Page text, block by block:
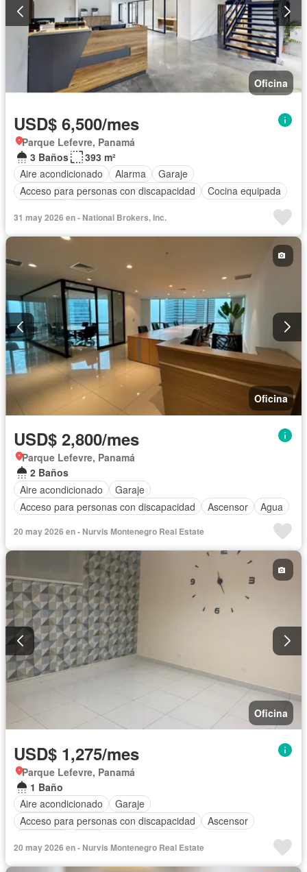
Oficina
USD$ 6,500/mes
Parque Lefevre, Panamá
3 Baños
393 m²
Aire acondicionado
Alarma
Garaje
Acceso para personas con discapacidad
Cocina equipada
31 may 2026 en - National Brokers, Inc.
Oficina
USD$ 2,800/mes
Parque Lefevre, Panamá
2 Baños
Aire acondicionado
Garaje
Acceso para personas con discapacidad
Ascensor Agua
20 may 2026 en - Nurvis Montenegro Real Estate
Oficina
USD$ 1,275/mes
Parque Lefevre, Panamá
1 Baño
Aire acondicionado
Garaje
Acceso para personas con discapacidad
Ascensor
20 may 2026 en - Nurvis Montenegro Real Estate